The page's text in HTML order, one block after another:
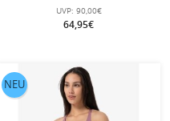
schwarz Herren - 2 Stück
UVP: 90,00€
64,95€
NEU